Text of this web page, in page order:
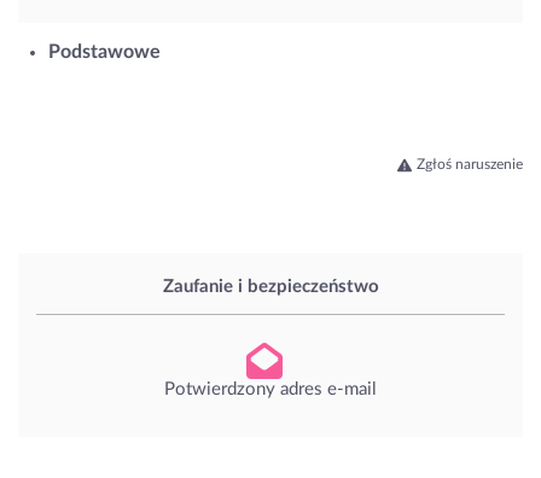
Zaufanie i bezpieczeństwo
Potwierdzony adres e-mail
Podstawowe
Zgłoś naruszenie